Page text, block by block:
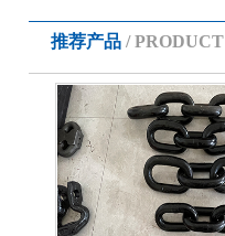
推荐产品 / PRODUCT